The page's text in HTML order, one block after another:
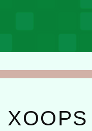
XOOPS